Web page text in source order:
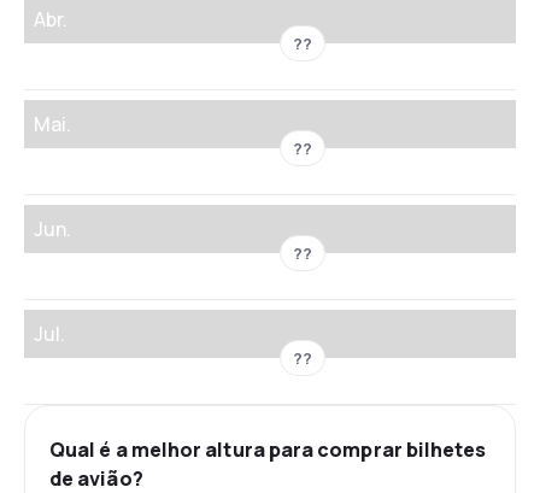
Abr.
??
Mai.
??
Jun.
??
Jul.
??
Qual é a melhor altura para comprar bilhetes
de avião?